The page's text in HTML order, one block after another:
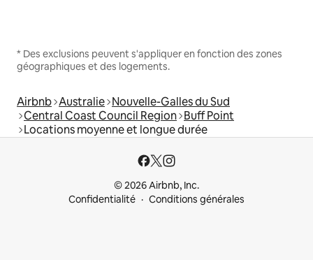
* Des exclusions peuvent s'appliquer en fonction des zones
géographiques et des logements.
Airbnb Australie Nouvelle-Galles du Sud
Central Coast Council Region Buff Point
Locations moyenne et longue durée
© 2026 Airbnb, Inc.
Confidentialité
Conditions générales